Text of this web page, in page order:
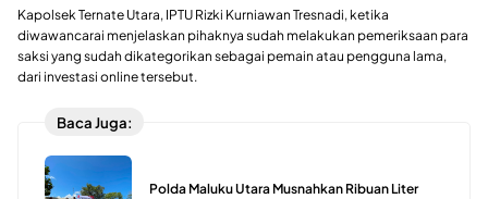
Kapolsek Ternate Utara, IPTU Rizki Kurniawan Tresnadi, ketika
diwawancarai menjelaskan pihaknya sudah melakukan pemeriksaan para
saksi yang sudah dikategorikan sebagai pemain atau pengguna lama,
dari investasi online tersebut.
Baca Juga:
Polda Maluku Utara Musnahkan Ribuan Liter